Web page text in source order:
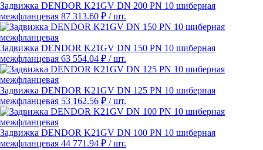
Задвижка DENDOR K21GV DN 200 PN 10 шиберная
межфланцевая 87 313.60 ₽ / шт.
Задвижка DENDOR K21GV DN 150 PN 10 шиберная
межфланцевая 63 554.04 ₽ / шт.
Задвижка DENDOR K21GV DN 125 PN 10 шиберная
межфланцевая 53 162.56 ₽ / шт.
Задвижка DENDOR K21GV DN 100 PN 10 шиберная
межфланцевая 44 771.94 ₽ / шт.